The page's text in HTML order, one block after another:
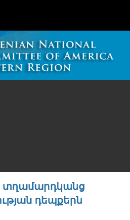
տղամարդկանց
դեպքերն